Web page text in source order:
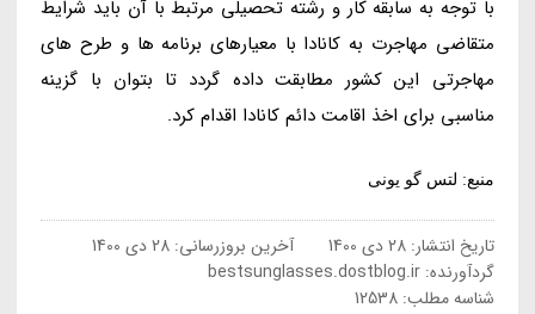
با توجه به سابقه کار و رشته تحصیلی مرتبط با آن باید شرایط
متقاضی مهاجرت به کانادا با معیارهای برنامه ها و طرح های
مهاجرتی این کشور مطابقت داده گردد تا بتوان با گزینه
مناسبی برای اخذ اقامت دائم کانادا اقدام کرد.
منبع: لتس گو یونی
تاریخ انتشار:28 دی 1400 آخرین بروزرسانی:28 دی 1400
گردآورنده:bestsunglasses.dostblog.ir
شناسه مطلب: 12538